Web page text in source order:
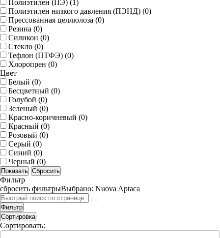
Полиэтилен (ПЭ) (1)
Полиэтилен низкого давления (ПЭНД) (0)
Прессованная целлюлоза (0)
Резина (0)
Силикон (0)
Стекло (0)
Тефлон (ПТФЭ) (0)
Хлоропрен (0)
Цвет
Белый (0)
Бесцветный (0)
Голубой (0)
Зеленый (0)
Красно-коричневый (0)
Красный (0)
Розовый (0)
Серый (0)
Синий (0)
Черный (0)
Фильтр
сбросить фильтрыВыбрано: Nuova Aptaca
Фильтр
Сортировка
Сортировать: